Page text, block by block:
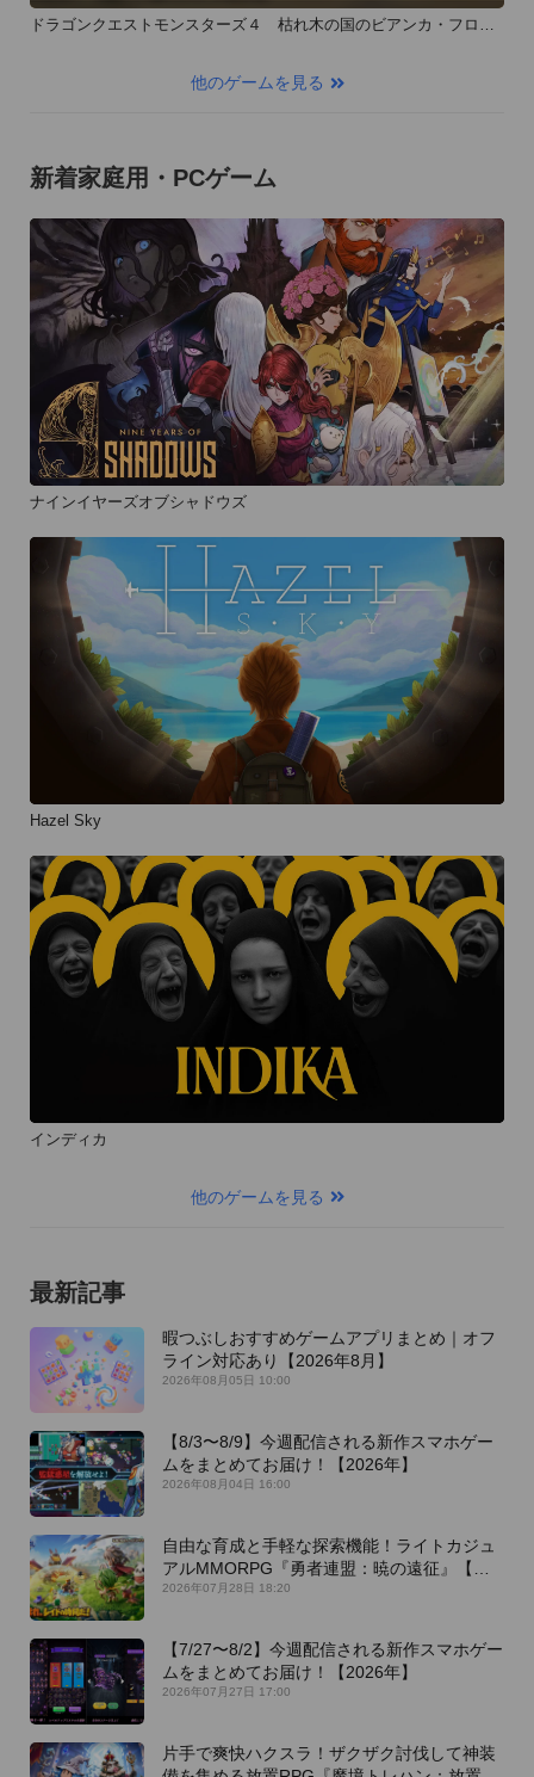
ドラゴンクエストモンスターズ４ 枯れ木の国のビアンカ・フロー
他のゲームを見る
新着家庭用・PCゲーム
ナインイヤーズオブシャドウズ
Hazel Sky
インディカ
他のゲームを見る
最新記事
暇つぶしおすすめゲームアプリまとめ｜オフ
ライン対応あり【2026年8月】
2026年08月05日 10:00
【8/3〜8/9】今週配信される新作スマホゲー
ムをまとめてお届け！【2026年】
2026年08月04日 16:00
自由な育成と手軽な探索機能！ライトカジュ
アルMMORPG『勇者連盟：暁の遠征』【最
新作PICKUP】
2026年07月28日 18:20
【7/27〜8/2】今週配信される新作スマホゲー
ムをまとめてお届け！【2026年】
2026年07月27日 17:00
片手で爽快ハクスラ！ザクザク討伐して神装